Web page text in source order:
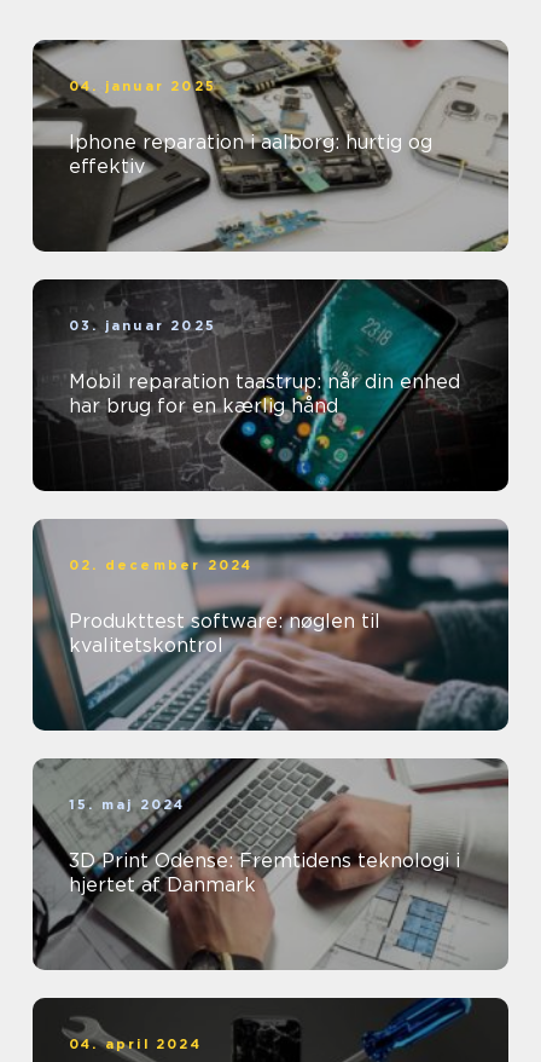
04. januar 2025
Iphone reparation i aalborg: hurtig og
effektiv
03. januar 2025
Mobil reparation taastrup: når din enhed
har brug for en kærlig hånd
02. december 2024
Produkttest software: nøglen til
kvalitetskontrol
15. maj 2024
3D Print Odense: Fremtidens teknologi i
hjertet af Danmark
04. april 2024